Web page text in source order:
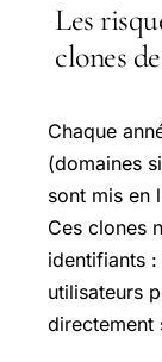
Les
clones
Chaque
(domaines
sont mis en
Ces clones
identifiants
utilisateurs
directement